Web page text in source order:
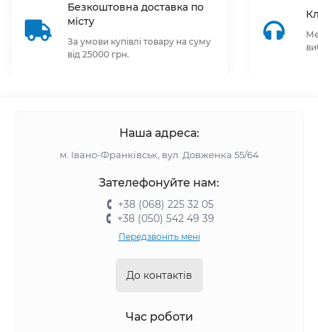
Безкоштовна доставка по
місту
За умови купівлі товару на суму
від 25000 грн.
Наша адреса:
м. Івано-Франківськ, вул. Довженка 55/64
Зателефонуйте нам:
+38 (068) 225 32 05
+38 (050) 542 49 39
Передзвоніть мені
До контактів
Час роботи